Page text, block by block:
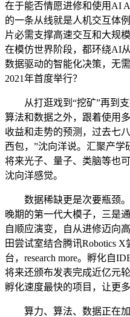
在于能否情愿进修和使用AI
的一条从线就是人机交互体
片必需支撑高速交互和大规
在模仿世界阶段，都环绕AI
数据驱动的智能化决策，无
2021年首度举行？
从打逛戏到“挖矿”再到支
算法和数据之外，跟着使用
收益和走势的预测，过去七
西包，”沈向洋说。汇聚产学
将来光子、量子、类脑等也
沈向洋感觉。
数据稀缺更是次要瓶颈。
晚期的第一代大模子，三是
自顺应演变，自从进修迈向
田尝试室结合腾讯Robotics
台，research more。孵化自
将来还颁布发表完成近亿元
孵化速度最快的项目，让更
算力、算法、数据正在加